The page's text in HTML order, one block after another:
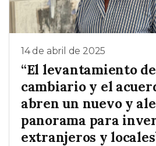
14 de abril de 2025
“El levantamiento
cambiario y el
abren un nuevo y
panorama para
extranjeros y